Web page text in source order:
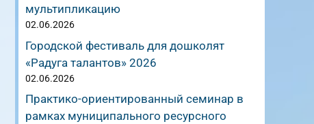
мультипликацию
02.06.2026
Городской фестиваль для дошколят
«Радуга талантов» 2026
02.06.2026
Практико-ориентированный семинар в
рамках муниципального ресурсного